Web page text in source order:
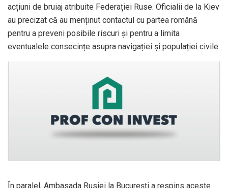
acțiuni de bruiaj atribuite Federației Ruse. Oficialii de la Kiev
au precizat că au menținut contactul cu partea română
pentru a preveni posibile riscuri și pentru a limita
eventualele consecințe asupra navigației și populației civile.
În paralel, Ambasada Rusiei la București a respins aceste